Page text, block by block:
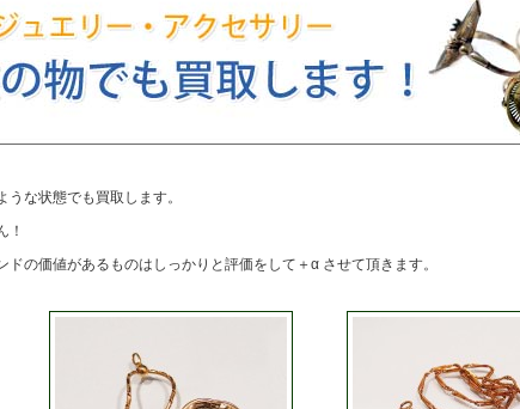
な状態でも買取します。
！
の価値があるものはしっかりと評価をして＋α させて頂きます。